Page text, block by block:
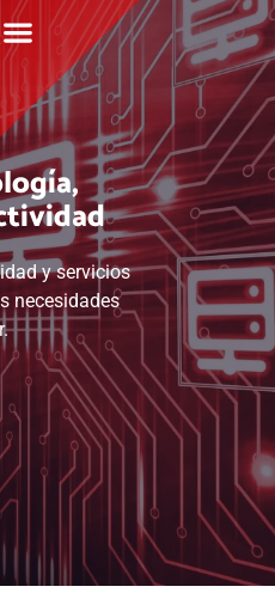
y servicios
necesidades